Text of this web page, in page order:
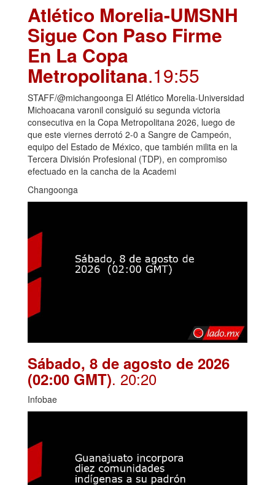
Atlético Morelia-UMSNH
Sigue Con Paso Firme
En La Copa
Metropolitana.19:55
STAFF/@michangoonga El Atlético Morelia-Universidad
Michoacana varonil consiguió su segunda victoria
consecutiva en la Copa Metropolitana 2026, luego de
que este viernes derrotó 2-0 a Sangre de Campeón,
equipo del Estado de México, que también milita en la
Tercera División Profesional (TDP), en compromiso
efectuado en la cancha de la Academi
Changoonga
Sábado, 8 de agosto de 2026
(02:00 GMT). 20:20
Infobae